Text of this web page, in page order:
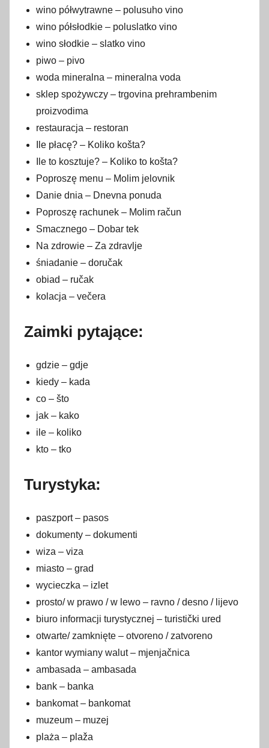
wino półwytrawne – polusuho vino
wino półsłodkie – poluslatko vino
wino słodkie – slatko vino
piwo – pivo
woda mineralna – mineralna voda
sklep spożywczy – trgovina prehrambenim
proizvodima
restauracja – restoran
Ile płacę? – Koliko košta?
Ile to kosztuje? – Koliko to košta?
Poproszę menu – Molim jelovnik
Danie dnia – Dnevna ponuda
Poproszę rachunek – Molim račun
Smacznego – Dobar tek
Na zdrowie – Za zdravlje
śniadanie – doručak
obiad – ručak
kolacja – večera
Zaimki pytające:
gdzie – gdje
kiedy – kada
co – što
jak – kako
ile – koliko
kto – tko
Turystyka:
paszport – pasos
dokumenty – dokumenti
wiza – viza
miasto – grad
wycieczka – izlet
prosto/ w prawo / w lewo – ravno / desno / lijevo
biuro informacji turystycznej – turistički ured
otwarte/ zamknięte – otvoreno / zatvoreno
kantor wymiany walut – mjenjačnica
ambasada – ambasada
bank – banka
bankomat – bankomat
muzeum – muzej
plaża – plaža